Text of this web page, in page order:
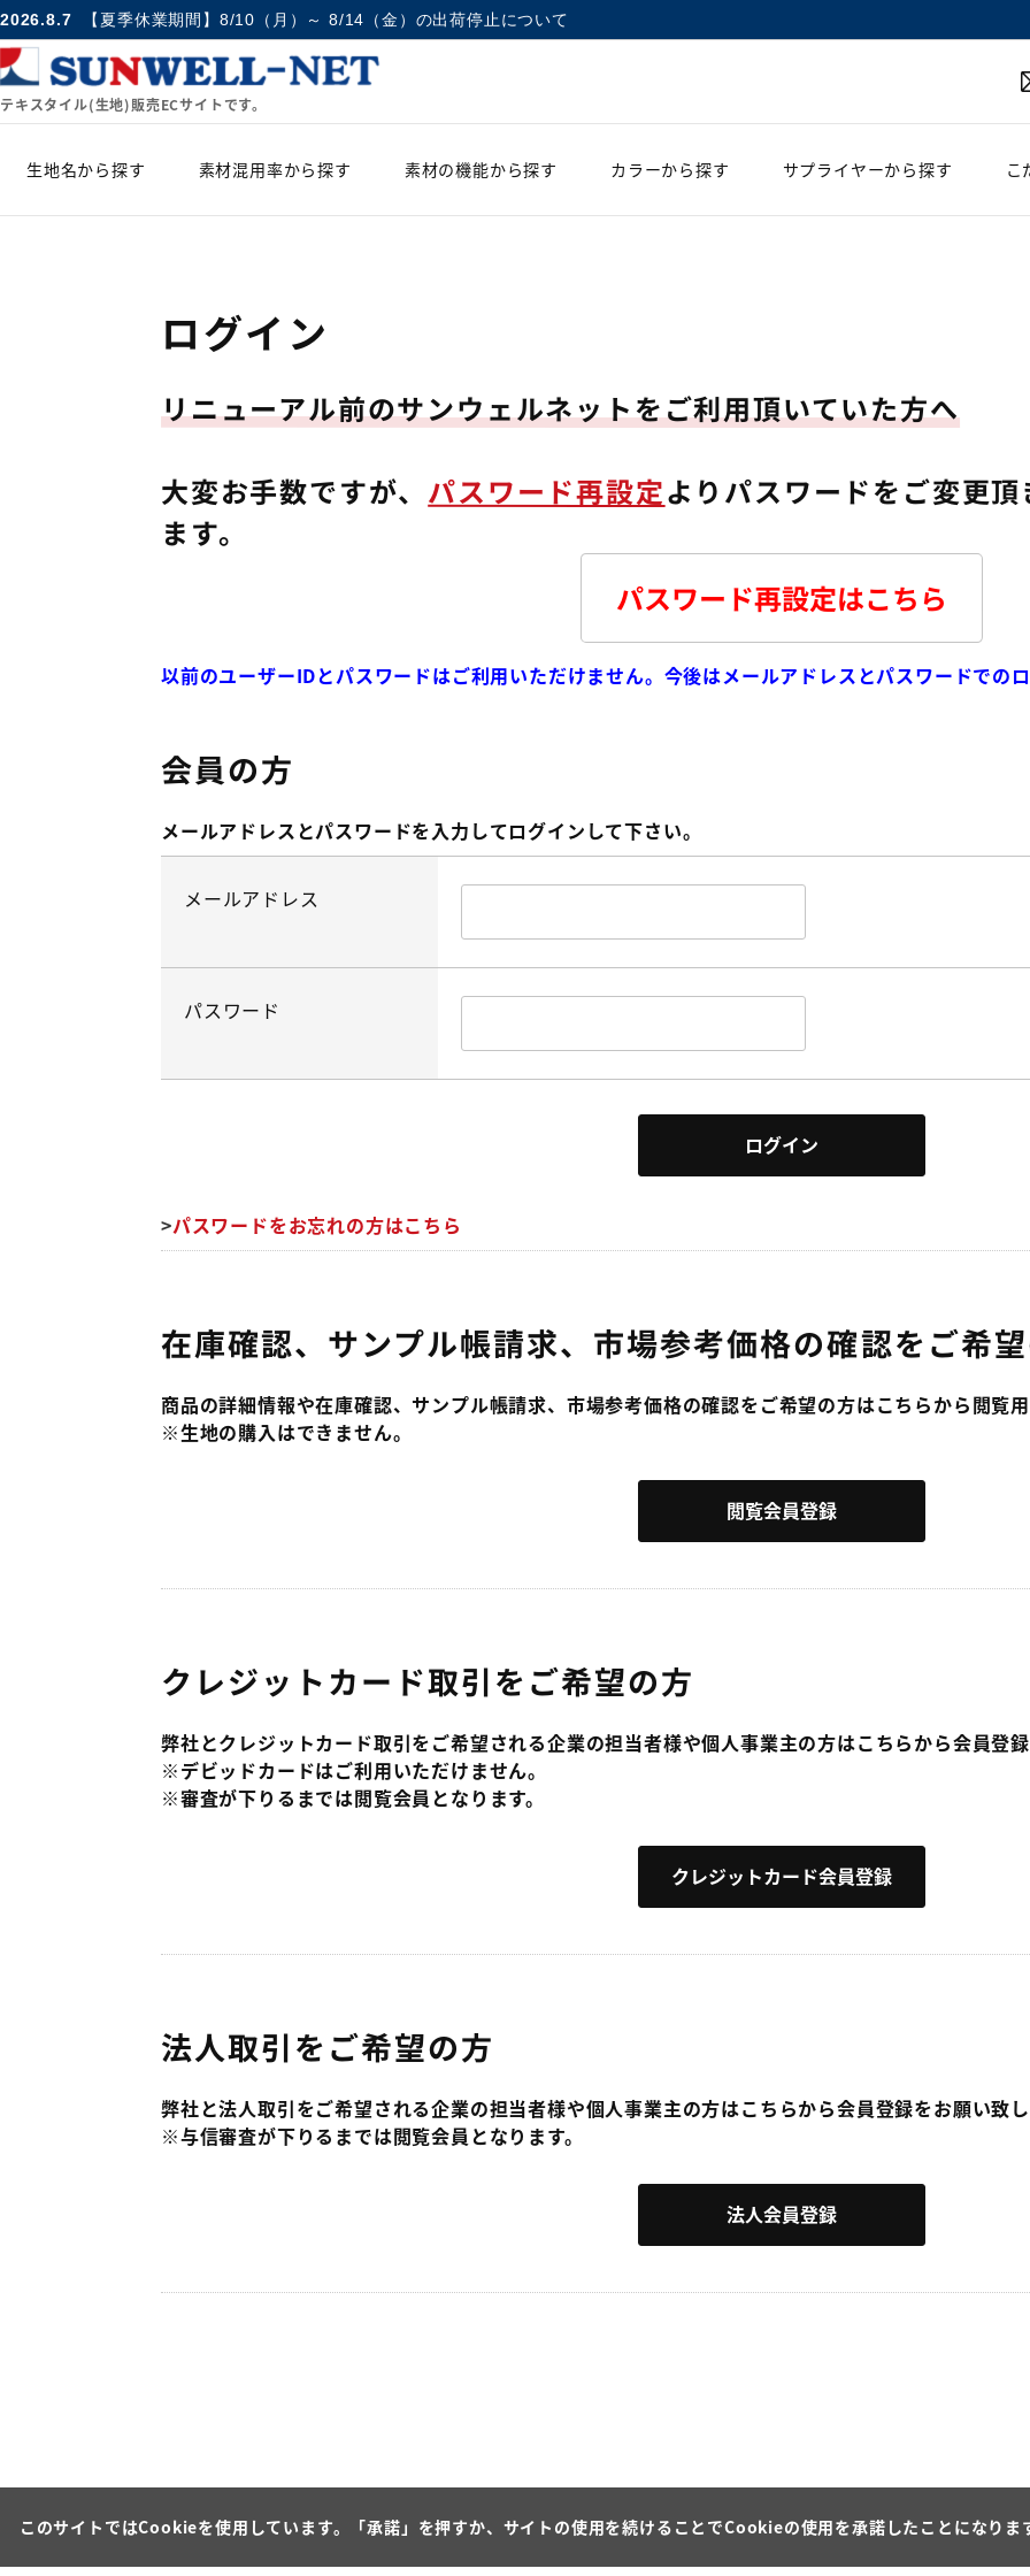
2026.8.7 【夏季休業期間】8/10（月）～ 8/14（金）の出荷停止について
テキスタイル(生地)販売ECサイトです。
生地名から探す 素材混用率から探す 素材の機能から探す カラーから探す サプライヤーから探す こ
ログイン
リニューアル前のサンウェルネットをご利用頂いていた方へ
大変お手数ですが、 パスワード再設定よりパスワードをご変更
ます。
パスワード再設定はこちら
以前のユーザーIDとパスワードはご利用いただけません。今後はメールアドレスとパスワードでのロ
会員の方
メールアドレスとパスワードを入力してログインして下さい。
メールアドレス
パスワード
パスワードをお忘れの方はこちら
在庫確認、サンプル帳請求、市場参考価格の確認をご希
商品の詳細情報や在庫確認、サンプル帳請求、市場参考価格の確認をご希望の方はこちらから閲覧用
※生地の購入はできません。
閲覧会員登録
クレジットカード取引をご希望の方
弊社とクレジットカード取引をご希望される企業の担当者様や個人事業主の方はこちらから会員登録
※デビッドカードはご利用いただけません。
※審査が下りるまでは閲覧会員となります。
クレジットカード会員登録
法人取引をご希望の方
弊社と法人取引をご希望される企業の担当者様や個人事業主の方はこちらから会員登録をお願い致し
※与信審査が下りるまでは閲覧会員となります。
法人会員登録
このサイトではCookieを使用しています。「承諾」を押すか、サイトの使用を続けることでCookieの使用を承諾したことになりま